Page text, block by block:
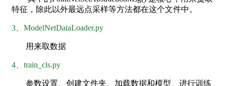
特征，除此以外最远点采样等方法都在这个文件中。
3、ModelNetDataLoader.py
用来取数据
4、train_cls.py
参数设置、创建文件夹、加载数据和模型、进行训练